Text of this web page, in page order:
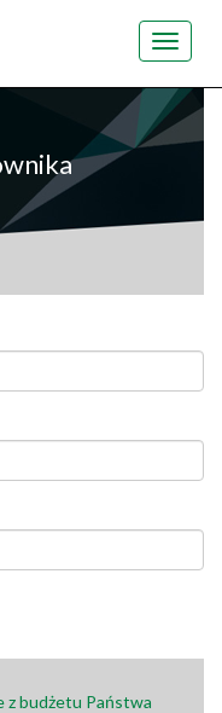
Toggle
z budżetu Państwa